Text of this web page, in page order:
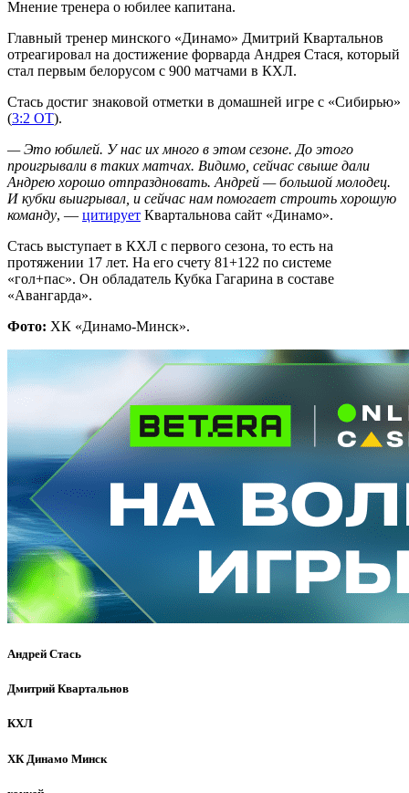
Мнение тренера о юбилее капитана.
Главный тренер минского «Динамо» Дмитрий Квартальнов
отреагировал на достижение форварда Андрея Стася, который
стал первым белорусом с 900 матчами в КХЛ.
Стась достиг знаковой отметки в домашней игре с «Сибирью»
(3:2 ОТ).
— Это юбилей. У нас их много в этом сезоне. До этого
проигрывали в таких матчах. Видимо, сейчас свыше дали
Андрею хорошо отпраздновать. Андрей — большой молодец.
И кубки выигрывал, и сейчас нам помогает строить хорошую
команду, — цитирует Квартальнова сайт «Динамо».
Стась выступает в КХЛ с первого сезона, то есть на
протяжении 17 лет. На его счету 81+122 по системе
«гол+пас». Он обладатель Кубка Гагарина в составе
«Авангарда».
Фото: ХК «Динамо-Минск».
Андрей Стась
Дмитрий Квартальнов
КХЛ
ХК Динамо Минск